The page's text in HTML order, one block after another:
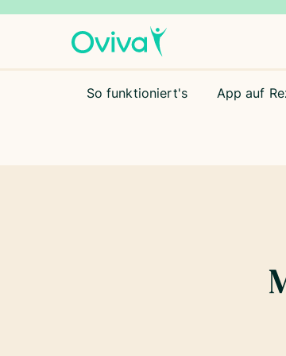
So funktioniert's App auf